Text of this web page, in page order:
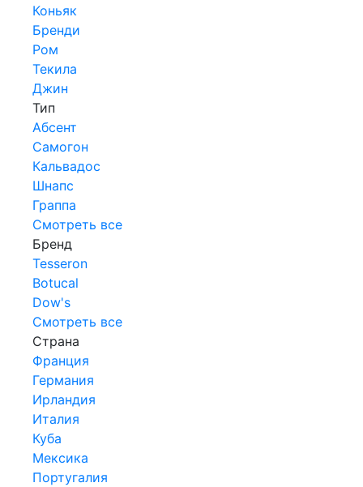
Коньяк
Бренди
Ром
Текила
Джин
Тип
Абсент
Самогон
Кальвадос
Шнапс
Граппа
Смотреть все
Бренд
Tesseron
Botucal
Dow's
Смотреть все
Страна
Франция
Германия
Ирландия
Италия
Куба
Мексика
Португалия